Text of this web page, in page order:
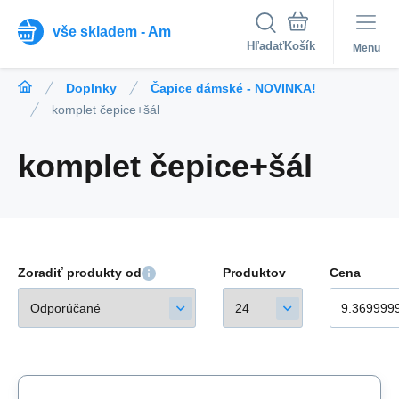
vše skladem - Am
Hľadať Menu
Doplnky
Čapice dámské - NOVINKA!
komplet čepice+šál
komplet čepice+šál
Zoradiť produkty od Produktov Cena